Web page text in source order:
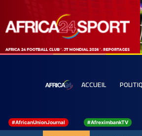
ACCUEIL
#AfricanUnionJournal #AfreximbankTV